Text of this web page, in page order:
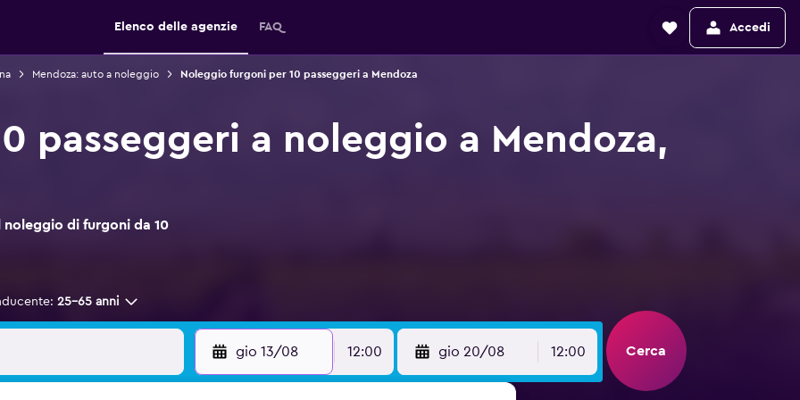
Elenco delle agenzie FAQ Accedi
Mendoza: auto a noleggio Noleggio furgoni per 10 passeggeri a Mendoza
passeggeri a noleggio a Mendoza,
di furgoni da 10
25-65 anni
gio 13/08 12:00 gio 20/08 12:00 Cerca